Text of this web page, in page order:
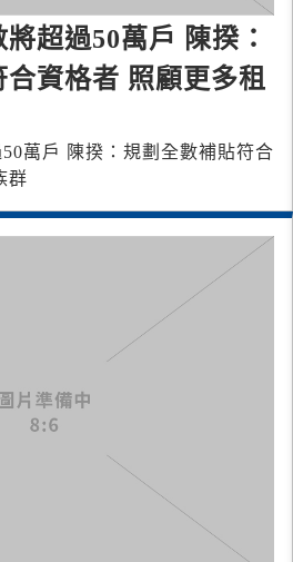
超過50萬戶 陳揆：
資格者 照顧更多租
萬戶 陳揆：規劃全數補貼符合
群